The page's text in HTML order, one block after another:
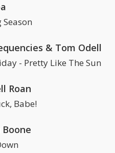
& Tom Odell
- Pretty Like The Sun
Roan
Babe!
Boone